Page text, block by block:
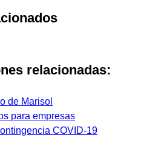
relacionadas:
de Marisol
para empresas
COVID-19